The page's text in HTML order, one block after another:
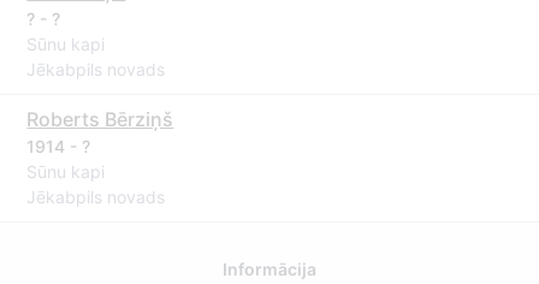
? - ?
Sūnu kapi
Jēkabpils novads
Roberts Bērziņš
1914 - ?
Sūnu kapi
Jēkabpils novads
Informācija